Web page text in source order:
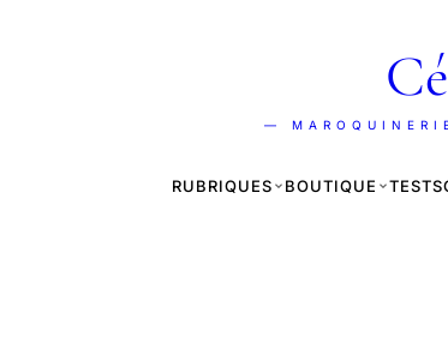
—
RUBRIQUES BOUTIQUE TESTS